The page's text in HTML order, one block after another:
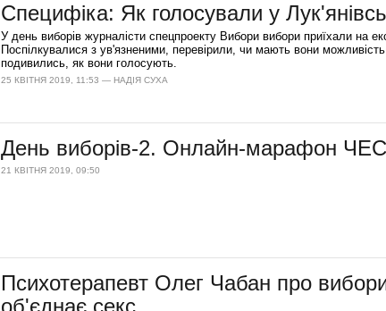
Специфіка: Як голосували у
У день виборів журналісти спецпроекту Вибори вибори приїхали на
Поспілкувалися з ув'язненими, перевірили, чи мають вони можливість
подивились, як вони голосують.
25 КВІТНЯ 2019, 11:53 — НАДІЯ СУХА
День виборів-2. Онлайн-марафон
21 КВІТНЯ 2019, 09:50
Психотерапевт Олег Чабан про
об'єднає секс